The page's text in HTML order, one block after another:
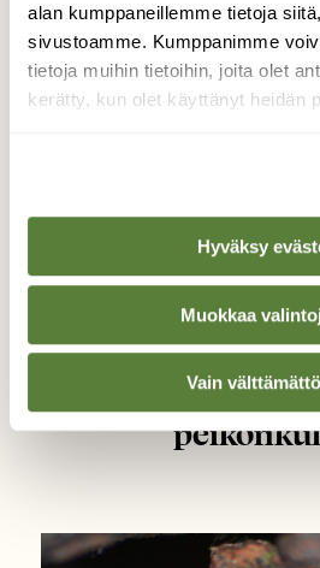
alan kumppaneillemme tietoja
sivustoamme. Kumppanimme
tietoja muihin tietoihin, joita olet
kerätty, kun olet käyttänyt heidän
Hyväksy
Muokkaa
Vain
Nyt